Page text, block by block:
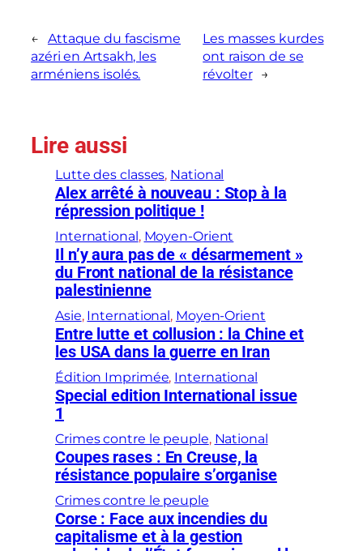
←
Attaque du fascisme
azéri en Artsakh, les
arméniens isolés.
Les masses kurdes
ont raison de se
révolter
→
Lire aussi
Lutte des classes, National
Alex arrêté à nouveau : Stop à la
répression politique !
International , Moyen-Orient
Il n’y aura pas de « désarmement »
du Front national de la résistance
palestinienne
Asie, International , Moyen-Orient
Entre lutte et collusion : la Chine et
les USA dans la guerre en Iran
Édition Imprimée, International
Special edition International issue
1
Crimes contre le peuple, National
Coupes rases : En Creuse, la
résistance populaire s’organise
Crimes contre le peuple
Corse : Face aux incendies du
capitalisme et à la gestion